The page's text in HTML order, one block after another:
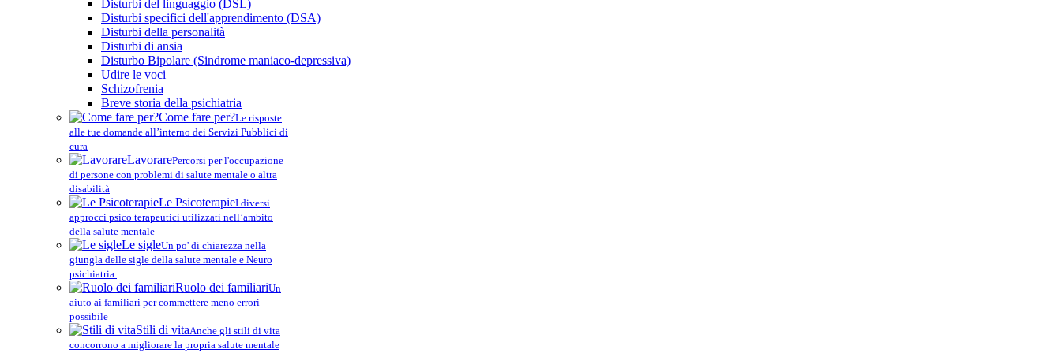
Disturbi del linguaggio (DSL)
Disturbi specifici dell'apprendimento (DSA)
Disturbi della personalità
Disturbi di ansia
Disturbo Bipolare (Sindrome maniaco-depressiva)
Udire le voci
Schizofrenia
Breve storia della psichiatria
Come fare per?Le risposte
alle tue domande all’interno dei Servizi Pubblici di
cura
LavorarePercorsi per l'occupazione
di persone con problemi di salute mentale o altra
disabilità
Le PsicoterapieI diversi
approcci psico terapeutici utilizzati nell’ambito
della salute mentale
Le sigleUn po' di chiarezza nella
giungla delle sigle della salute mentale e Neuro
psichiatria.
Ruolo dei familiariUn
aiuto ai familiari per commettere meno errori
possibile
Stili di vitaAnche gli stili di vita
concorrono a migliorare la propria salute mentale